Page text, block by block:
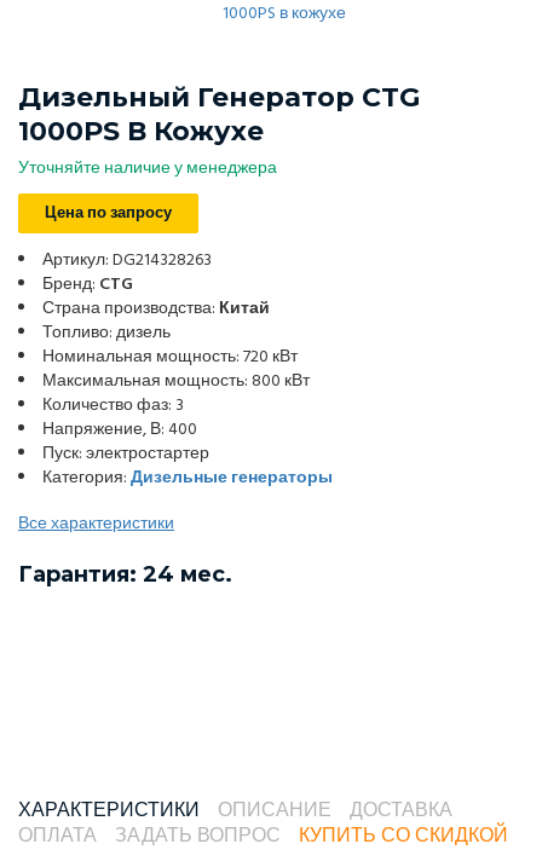
Дизельный Генератор CTG
1000PS В Кожухе
Уточняйте наличие у менеджера
Цена по запросу
Артикул: DG214328263
Бренд: CTG
Страна производства: Китай
Топливо: дизель
Номинальная мощность: 720 кВт
Максимальная мощность: 800 кВт
Количество фаз: 3
Напряжение, В: 400
Пуск: электростартер
Категория:Дизельные генераторы
Все характеристики
Гарантия: 24 мес.
ХАРАКТЕРИСТИКИ ОПИСАНИЕ
ДОСТАВКА
ОПЛАТА
ЗАДАТЬ ВОПРОС КУПИТЬ СО СКИДКОЙ